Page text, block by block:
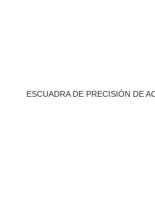
ESCUADRA DE PRECISIÓN DE